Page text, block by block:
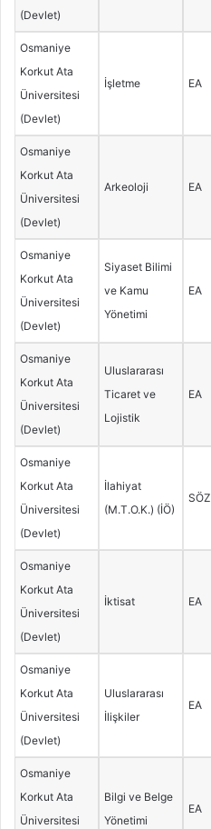
(Devlet)
Osmaniye
Korkut Ata
Üniversitesi
(Devlet)
İşletme EA
Osmaniye
Korkut Ata
Üniversitesi
(Devlet)
Arkeoloji EA
Osmaniye
Korkut Ata
Üniversitesi
(Devlet)
Siyaset Bilimi
ve Kamu
Yönetimi
EA
Osmaniye
Korkut Ata
Üniversitesi
(Devlet)
Uluslararası
Ticaret ve
Lojistik
EA
Osmaniye
Korkut Ata
Üniversitesi
(Devlet)
İlahiyat
(M.T.O.K.) (İÖ)
SÖZ
Osmaniye
Korkut Ata
Üniversitesi
(Devlet)
İktisat EA
Osmaniye
Korkut Ata
Üniversitesi
(Devlet)
Uluslararası
İlişkiler
EA
Osmaniye
Korkut Ata
Üniversitesi
Bilgi ve Belge
Yönetimi
EA